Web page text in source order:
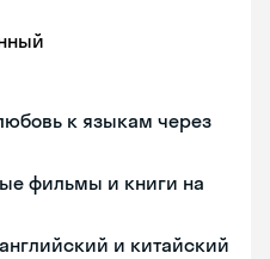
к языкам через
фильмы и книги на
и китайский